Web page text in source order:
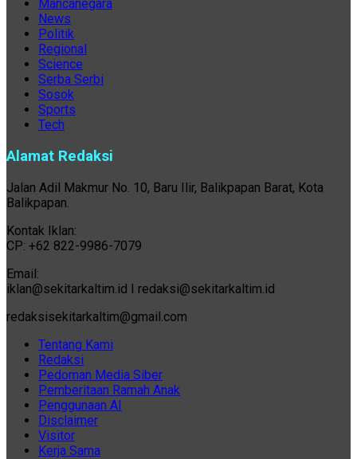
Mancanegara
News
Politik
Regional
Science
Serba Serbi
Sosok
Sports
Tech
Alamat Redaksi
Jalan Adil Makmur No. 10, Baru Ilir, Balikpapan Barat, Kota
Balikpapan.
Kontak Iklan:
CP: +62 822-9986-7079
Email:
iklan@sekitarkaltim.id I redaksi@sekitarkaltim.id
redaksisekitarkaltim@gmail.com
Tentang Kami
Redaksi
Pedoman Media Siber
Pemberitaan Ramah Anak
Penggunaan AI
Disclaimer
Visitor
Kerja Sama